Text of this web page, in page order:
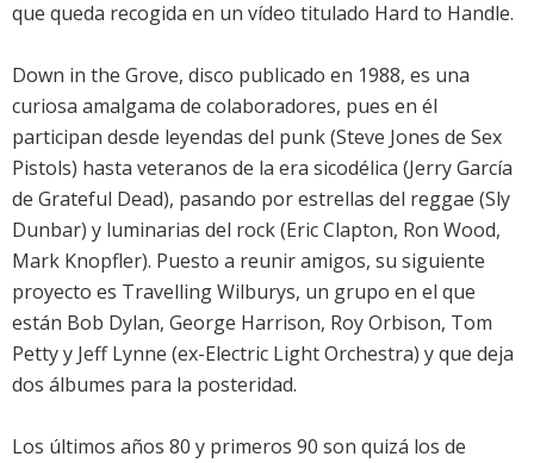
que queda recogida en un vídeo titulado Hard to Handle.
Down in the Grove, disco publicado en 1988, es una
curiosa amalgama de colaboradores, pues en él
participan desde leyendas del punk (Steve Jones de Sex
Pistols) hasta veteranos de la era sicodélica (Jerry García
de Grateful Dead), pasando por estrellas del reggae (Sly
Dunbar) y luminarias del rock (Eric Clapton, Ron Wood,
Mark Knopfler). Puesto a reunir amigos, su siguiente
proyecto es Travelling Wilburys, un grupo en el que
están Bob Dylan, George Harrison, Roy Orbison, Tom
Petty y Jeff Lynne (ex-Electric Light Orchestra) y que deja
dos álbumes para la posteridad.
Los últimos años 80 y primeros 90 son quizá los de